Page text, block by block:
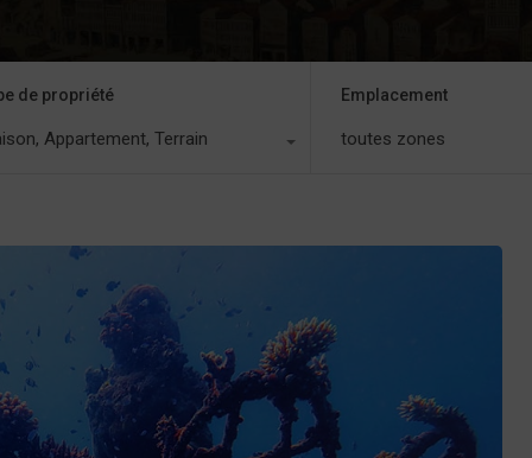
de propriété
Appartement, Terrain
Emplacement
toutes zones